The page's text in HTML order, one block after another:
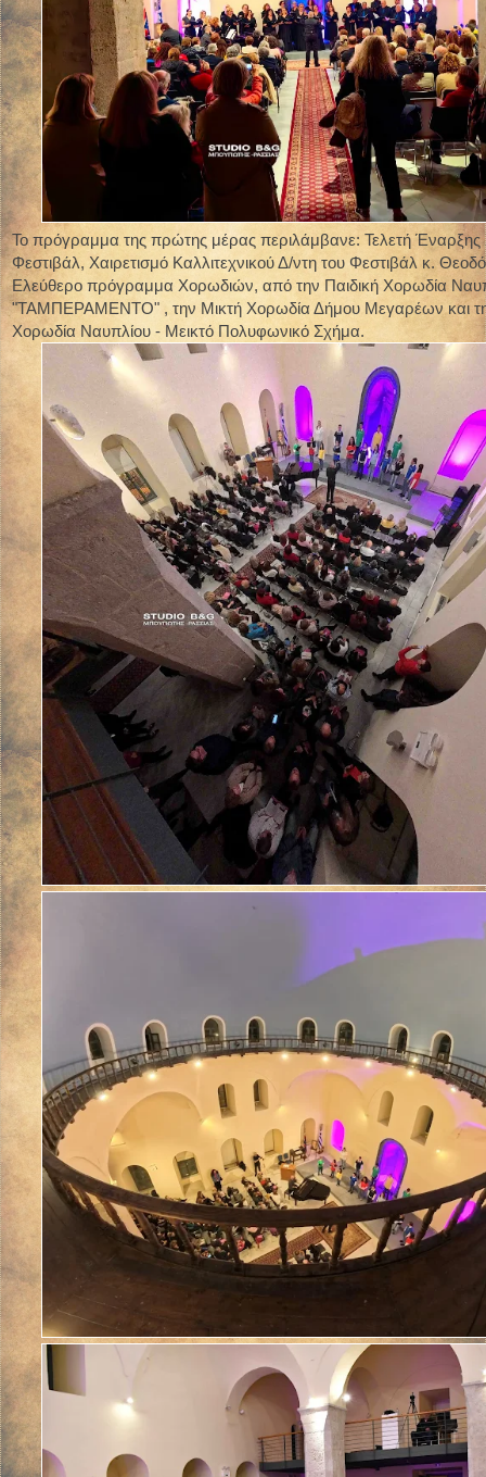
Το πρόγραμμα της πρώτης μέρας περιλάμβανε: Τελετή
Φεστιβάλ, Χαιρετισμό Καλλιτεχνικού Δ/ντη του Φεστιβάλ κ.
Ελεύθερο πρόγραμμα Χορωδιών, από την Παιδική Χορωδία
"ΤΑΜΠΕΡΑΜΕΝΤΟ" , την Μικτή Χορωδία Δήμου Μεγαρέων και
Χορωδία Ναυπλίου - Μεικτό Πολυφωνικό Σχήμα.